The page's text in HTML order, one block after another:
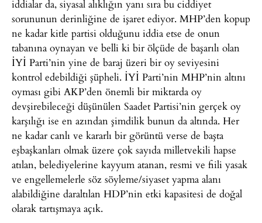
iddialar da, siyasal alıklığın yanı sıra bu ciddiyet
sorununun derinliğine de işaret ediyor. MHP’den kopup
ne kadar kitle partisi olduğunu iddia etse de onun
tabanına oynayan ve belli ki bir ölçüde de başarılı olan
İYİ Parti’nin yine de baraj üzeri bir oy seviyesini
kontrol edebildiği şüpheli. İYİ Parti’nin MHP’nin altını
oyması gibi AKP’den önemli bir miktarda oy
devşirebileceği düşünülen Saadet Partisi’nin gerçek oy
karşılığı ise en azından şimdilik bunun da altında. Her
ne kadar canlı ve kararlı bir görüntü verse de başta
eşbaşkanları olmak üzere çok sayıda milletvekili hapse
atılan, belediyelerine kayyum atanan, resmi ve fiili yasak
ve engellemelerle söz söyleme/siyaset yapma alanı
alabildiğine daraltılan HDP’nin etki kapasitesi de doğal
olarak tartışmaya açık.